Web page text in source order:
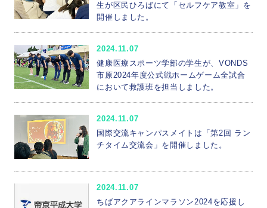
生が区民ひろばにて「セルフケア教室」を
開催しました。
2024.11.07
健康医療スポーツ学部の学生が、VONDS
市原2024年度公式戦ホームゲーム全試合
において救護班を担当しました。
2024.11.07
国際交流キャンパスメイトは「第2回 ラン
チタイム交流会」を開催しました。
2024.11.07
ちばアクアラインマラソン2024を応援し